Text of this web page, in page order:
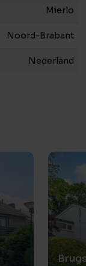
Mierlo
Noord-Brabant
Nederland